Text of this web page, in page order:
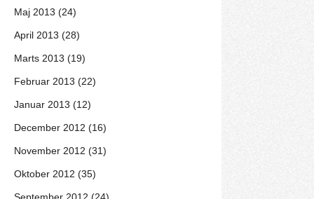
Maj 2013 (24)
April 2013 (28)
Marts 2013 (19)
Februar 2013 (22)
Januar 2013 (12)
December 2012 (16)
November 2012 (31)
Oktober 2012 (35)